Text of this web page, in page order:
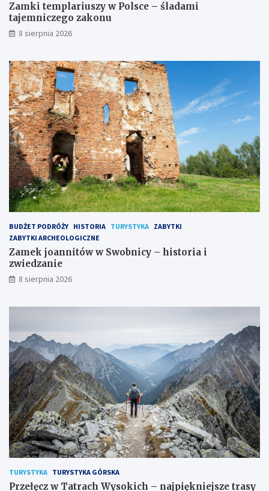
Zamki templariuszy w Polsce – śladami
tajemniczego zakonu
8 sierpnia 2026
BUDŻET PODRÓŻY HISTORIA TURYSTYKA ZABYTKI
ZABYTKI ARCHEOLOGICZNE
Zamek joannitów w Swobnicy – historia i
zwiedzanie
8 sierpnia 2026
TURYSTYKA TURYSTYKA GÓRSKA
Przełęcz w Tatrach Wysokich – najpiękniejsze trasy